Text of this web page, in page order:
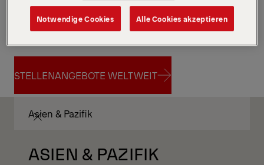
STELLENANGEBOTE WELTWEIT
STELLENANGEBOTE WELTWEIT
Asien & Pazifik
ASIEN & PAZIFIK
Notwendige Cookies Alle Cookies akzeptieren